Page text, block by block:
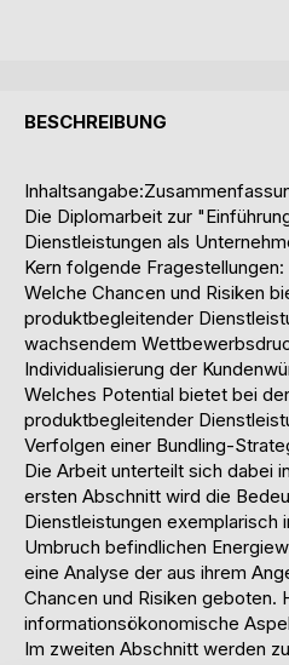
BESCHREIBUNG
Die Diplomarbeit zur
Dienstleistungen als
Kern folgende Fragestellungen:
Welche Chancen und Risiken
produktbegleitender
wachsendem
Individualisierung der
Welches Potential bietet bei
produktbegleitender
Verfolgen einer Bundling-
Die Arbeit unterteilt sich dabei
ersten Abschnitt wird die
Dienstleistungen exemplarisch
Umbruch befindlichen
eine Analyse der aus ihrem
Chancen und Risiken geboten.
informationsökonomische
Im zweiten Abschnitt werden